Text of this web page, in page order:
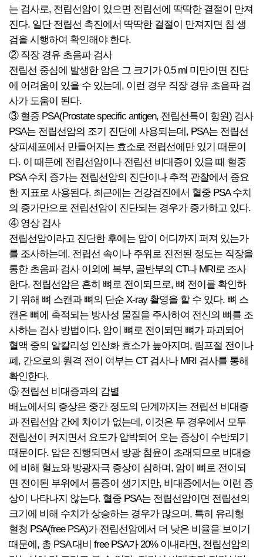
는 검사로, 전립선암이 있으면 전립선에 딱딱한 결절이 만져
진다. 일단 전립선 촉진에서 딱딱한 결절이 만져지면 침 생
검을 시행하여 확인해야 한다.
② 직장 경유 초음파 검사
전립선 중심에 발생한 암은 그 크기가 0.5 ml 미만이면 진단
에 어려움이 있을 수 있는데, 이런 경우 직장 경유 초음파 검
사가 도움이 된다.
③ 혈중 PSA(Prostate specific antigen, 전립선특이 항원) 검사
PSA는 전립선암의 조기 진단에 사용되는데, PSA는 전립선
상피세포에서 만들어지는 효소로 전립선에만 있기 때문이
다. 이 때문에 전립선암이나 전립선 비대증이 있을 때 혈중
PSA 수치 증가는 전립선암의 진단이나 추적 관찰에서 중요
한 지표로 사용된다. 최근에는 건강검진에서 혈중 PSA 수치
의 증가만으로 전립선암이 진단되는 경우가 증가하고 있다.
④ 영상 검사
전립선암이라고 진단한 후에는 암이 어디까지 퍼져 있는가
를 조사하는데, 전립선 속이나 주위로 진전된 정도는 직장을
통한 초음파 검사 이외에 복부, 골반부의 CT나 MRI로 조사
한다. 전립선암은 흔히 뼈로 전이되므로, 뼈 전이를 확인하
기 위해 뼈 스캔과 뼈의 단순 X-ray 촬영을 할 수 있다. 뼈 스
캔은 뼈에 축적되는 방사성 물질을 주사하여 전신의 뼈를 조
사하는 검사 방법이다. 암이 뼈로 전이되면 뼈가 파괴되어
혈액 중의 알칼리성 인산화 효소가 높아지며, 림프절 전이나
폐, 간으로의 원격 전이 여부는 CT 검사나 MRI 검사를 통해
확인한다.
⑤ 전립선 비대증과의 감별
배뇨에서의 증상은 중간 정도의 단계까지는 전립선 비대증
과 전립선암 간에 차이가 없는데, 이것은 두 경우에서 모두
전립선이 커지면서 요도가 압박되어 오는 증상이 수반되기
때문이다. 암은 진행되면서 방광 침윤이 초래되므로 비대증
에 비해 혈뇨와 방광자극 증상이 심하며, 암이 뼈로 전이되
면 전이된 부위에서 통증이 생기지만, 비대증에서는 이런 증
상이 나타나지 않는다. 혈중 PSA는 전립선암이면 전립선의
크기에 비해 수치가 상승하는 경우가 많으며, 특히 유리형
혈청 PSA(free PSA)가 전립선암에서 더 낮은 비율을 보이기
때문에, 총 PSA 대비 free PSA가 20% 이내라면, 전립선암의